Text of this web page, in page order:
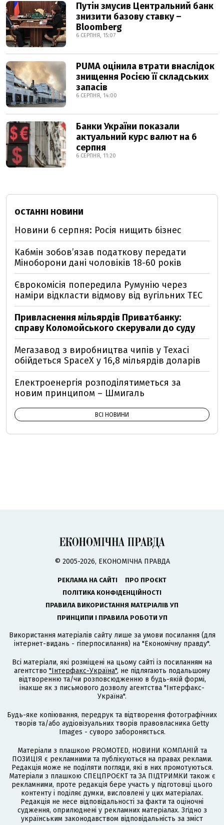
Путін змусив Центральний банк
знизити базову ставку –
Bloomberg
6 СЕРПНЯ, 15:07
PUMA оцінила втрати внаслідок
знищення Росією її складських
запасів
6 СЕРПНЯ, 14:00
Банки України показали
актуальний курс валют на 6
серпня
6 СЕРПНЯ, 11:20
ОСТАННІ НОВИНИ
Новини 6 серпня: Росія нищить бізнес
Кабмін зобовʼязав податкову передати
Міноборони дані чоловіків 18-60 років
Єврокомісія попередила Румунію через
наміри відкласти відмову від вугільних ТЕС
Привласнення мільярдів Приватбанку:
справу Коломойського скерували до суду
Мегазавод з виробництва чипів у Техасі
обійдеться SpaceX у 16,8 мільярдів доларів
Електроенергія розподілятиметься за
новим принципом – Шмигаль
ВСІ НОВИНИ
© 2005-2026, ЕКОНОМІЧНА ПРАВДА
РЕКЛАМА НА САЙТІ
ПРО ПРОЄКТ
ПОЛІТИКА КОНФІДЕНЦІЙНОСТІ
ПРАВИЛА ВИКОРИСТАННЯ МАТЕРІАЛІВ УП
ПРИНЦИПИ І ПРАВИЛА РОБОТИ УП
Використання матеріалів сайту лише за умови посилання (для
інтернет-видань - гіперпосилання) на "Економічну правду".
Всі матеріали, які розміщені на цьому сайті із посиланням на
агентство "Інтерфакс-Україна", не підлягають подальшому
відтворенню та/чи розповсюдженню в будь-якій формі,
інакше як з письмового дозволу агентства "Інтерфакс-
Україна".
Будь-яке копіювання, передрук та відтворення фотографічних
творів та/або аудіовізуальних творів правовласника Getty
Images - суворо забороняється.
Матеріали з плашкою PROMOTED, НОВИНИ КОМПАНІЙ та
ПОЗИЦІЯ є рекламними та публікуються на правах реклами.
Редакція може не поділяти погляди, які в них промотуються.
Матеріали з плашкою СПЕЦПРОЄКТ та ЗА ПІДТРИМКИ також є
рекламними, проте редакція бере участь у підготовці цього
контенту і поділяє думки, висловлені у цих матеріалах.
Редакція не несе відповідальності за факти та оціночні
судження, оприлюднені у рекламних матеріалах. Згідно з
українським законодавством відповідальність за зміст